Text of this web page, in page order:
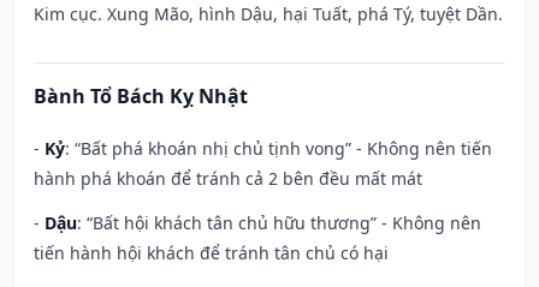
Kim cục. Xung Mão, hình Dậu, hại Tuất, phá Tý, tuyệt Dần.
Bành Tổ Bách Kỵ Nhật
- Kỷ: “Bất phá khoán nhị chủ tịnh vong” - Không nên tiến
hành phá khoán để tránh cả 2 bên đều mất mát
- Dậu: “Bất hội khách tân chủ hữu thương” - Không nên
tiến hành hội khách để tránh tân chủ có hại